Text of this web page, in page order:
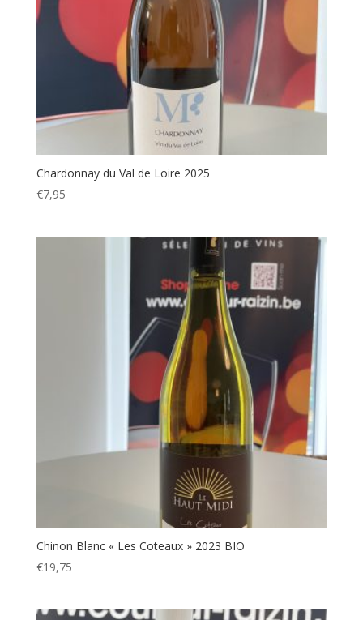
Chardonnay du Val de Loire 2025
€7,95
Chinon Blanc « Les Coteaux » 2023 BIO
€19,75